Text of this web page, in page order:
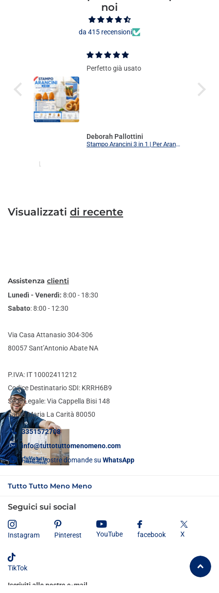
noi
da 415 recensioni
Perfetto già usato
Deborah Pallottini
Stampo Arancini 3 in 1 | Per Arancini, Supplì e Polpette Uniformi | 3 Forme Intercambiabili Food Grade + Ricettario
Visualizzati di recente
Assistenza clienti
Lunedì - Venerdì: 8:00 - 18:30
Sabato: 8:00 - 12:30
Via Casa Attanasio 304-306
80057 Sant’Antonio Abate NA
P.IVA: IT 10002411212
Codice Destinatario SDI: KRRH6B9
Sede Legale: Via Cappella Bisi 148
Santa Maria La Carità 80050
3351572708
info@tuttotuttomenomeno.com
Fate le vostre domande su WhatsApp
Tutto Tutto Meno Meno
Seguici sui social
Instagram Pinterest YouTube facebook X
TikTok
Iscriviti alle nostre e-mail